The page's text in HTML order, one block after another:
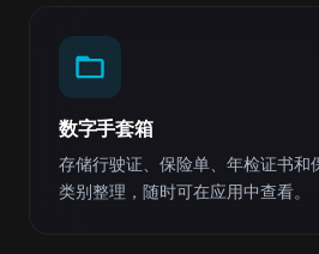
数字手套箱
存储行驶证、保险单、年检证书
类别整理，随时可在应用中查看。